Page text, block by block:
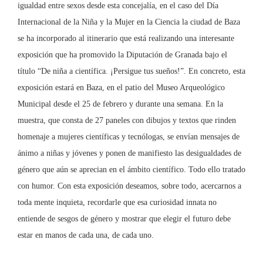
igualdad entre sexos desde esta concejalía, en el caso del Día
Internacional de la Niña y la Mujer en la Ciencia la ciudad de Baza
se ha incorporado al itinerario que está realizando una interesante
exposición que ha promovido la Diputación de Granada bajo el
título “De niña a científica. ¡Persigue tus sueños!”. En concreto, esta
exposición estará en Baza, en el patio del Museo Arqueológico
Municipal desde el 25 de febrero y durante una semana. En la
muestra, que consta de 27 paneles con dibujos y textos que rinden
homenaje a mujeres científicas y tecnólogas, se envían mensajes de
ánimo a niñas y jóvenes y ponen de manifiesto las desigualdades de
género que aún se aprecian en el ámbito científico. Todo ello tratado
con humor. Con esta exposición deseamos, sobre todo, acercarnos a
toda mente inquieta, recordarle que esa curiosidad innata no
entiende de sesgos de género y mostrar que elegir el futuro debe
estar en manos de cada una, de cada uno.